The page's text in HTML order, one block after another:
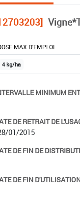
MAX D'EMPLOI
4 kg/ha
MINIMUM
DE RETRAIT DE
01/2015
DE FIN DE
DE FIN